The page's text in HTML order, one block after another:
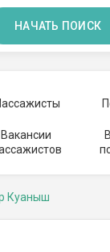
НАЧАТЬ ПОИСК
Вакансии
Куаныш